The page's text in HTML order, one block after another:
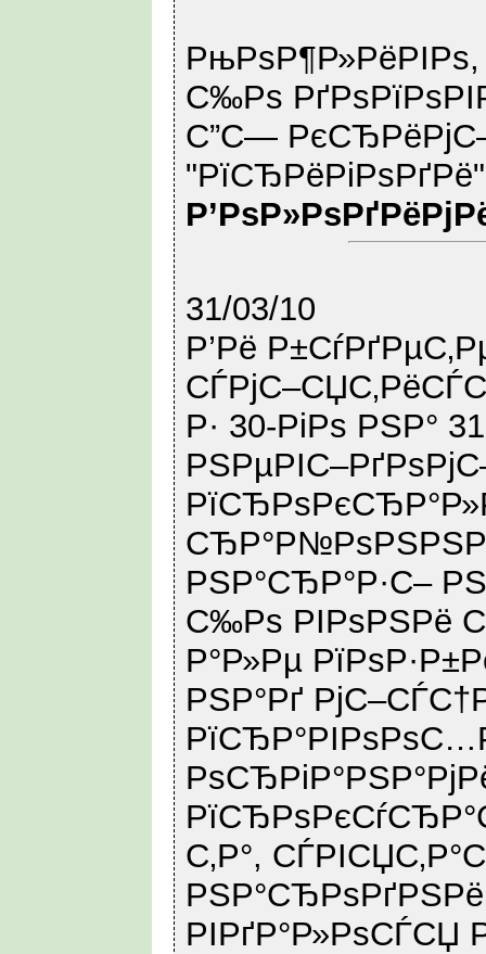
С‰Рѕ
С”С—
"РїСЂРёРіРѕРґРё"
31/03/10
Р’Рё
Р· 30-РіРѕ РЅР°
РЅР°СЂР°Р·С–
С‰Рѕ РІРѕРЅРё
Р°Р»Рµ
РЅР°Рґ
С‚Р°,
РІРґР°Р»РѕСЃСЏ